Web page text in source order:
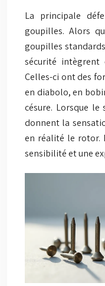
La principale
goupilles. Alors
goupilles
sécurité intègrent
Celles-ci ont des
en diabolo, en
césure. Lorsque
donnent la
en réalité le rotor.
sensibilité et une